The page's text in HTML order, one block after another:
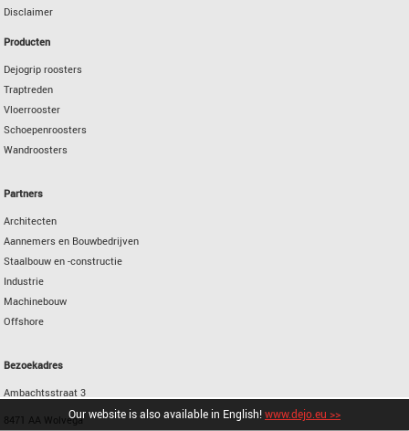
Disclaimer
Producten
Dejogrip roosters
Traptreden
Vloerrooster
Schoepenroosters
Wandroosters
Partners
Architecten
Aannemers en Bouwbedrijven
Staalbouw en -constructie
Industrie
Machinebouw
Offshore
Bezoekadres
Ambachtsstraat 3
8471 AA WolvegaOur website is also available in English! www.dejo.eu >>